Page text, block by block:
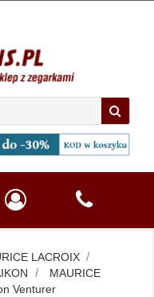
LACROIX
MAURICE
Venturer